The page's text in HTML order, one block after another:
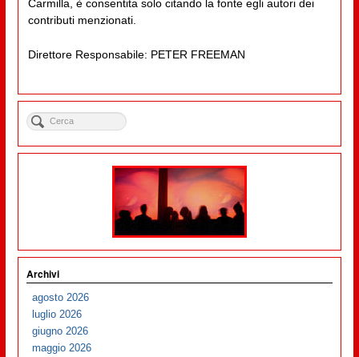
Carmilla, è consentita solo citando la fonte egli autori dei
contributi menzionati.
Direttore Responsabile: PETER FREEMAN
Archivi
agosto 2026
luglio 2026
giugno 2026
maggio 2026